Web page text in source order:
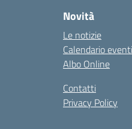
Novità
Le notizie
Calendario eventi
Albo Online
Contatti
Privacy Policy